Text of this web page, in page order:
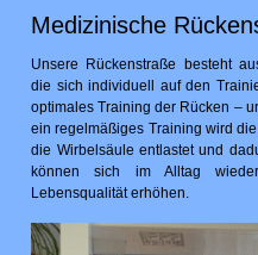
Medizinische
Unsere Rückenstraße besteht
die sich individuell auf den
optimales Training der Rücken –
ein regelmäßiges Training wird
die Wirbelsäule entlastet und
können sich im Alltag
Lebensqualität erhöhen.